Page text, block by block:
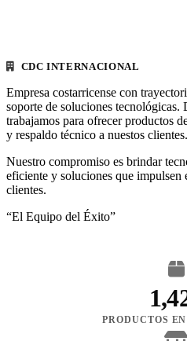
CDC INTERNACIONAL
Empresa costarricense con
soporte de soluciones tecnológicas.
trabajamos para ofrecer productos
y respaldo técnico a nuestos clientes.
Nuestro compromiso es brindar
eficiente y soluciones que impulsen
clientes.
“El Equipo del Éxito”
PRODUCTOS